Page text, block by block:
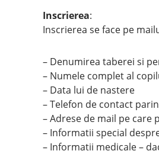
Inscrierea:
Inscrierea se face pe
– Denumirea taberei si
– Numele complet al
– Data lui de nastere
– Telefon de contact
– Adrese de mail pe care
– Informatii special
– Informatii medicale –